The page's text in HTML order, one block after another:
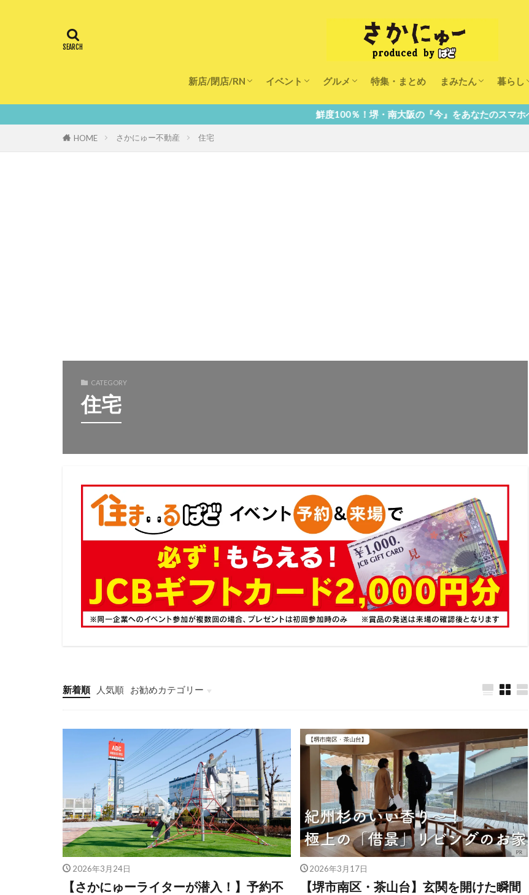
新店/閉店/RN イベント グルメ
ランチ
カフェ
特集・まとめ まみたん
まみたんイベント・
習い事・キャンペ
幼稚園・こども園
暮らし
医療
美容
大人
キッズ
子供
子供
おし
鮮度100％！堺・南大阪の『今』をあなたのスマホへ直送！
HOME さかにゅー不動産 住宅
CATEGORY
住宅
新着順 人気順
お勧めカテゴリー
新店/閉店/RN
2026年3月24日
【さかにゅーライターが潜入！】予約不
2026年3月17日
【堺市南区・茶山台】玄関を開けた瞬間